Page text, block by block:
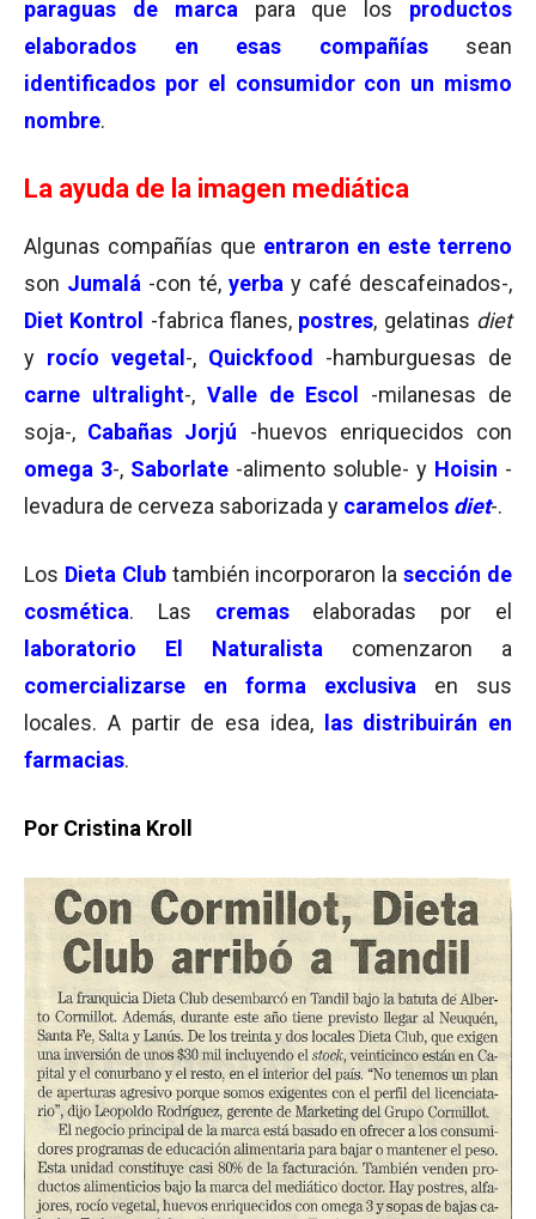
paraguas de marca para que los productos
elaborados en esas compañíassean
identificados por el consumidor con un mismo
nombre.
La ayuda de la imagen mediática
Algunas compañías que entraron en este terreno
son Jumalá -con té, yerba y café descafeinados-,
Diet Kontrol
-fabrica flanes, postres, gelatinas diet
y rocío vegetal -, Quickfood
-hamburguesas de
carne ultralight-, Valle de Escol
-milanesas de
soja-, Cabañas Jorjú -huevos enriquecidos con
omega 3-, Saborlate -alimento soluble- y Hoisin -
levadura de cerveza saborizada y caramelos diet-.
Los Dieta Clubtambién incorporaron lasección de
cosmética. Las cremas
elaboradas por el
laboratorio
El Naturalista comenzaron a
comercializarse en forma exclusiva en sus
locales. A partir de esa idea,
las distribuirán en
farmacias.
Por Cristina Kroll